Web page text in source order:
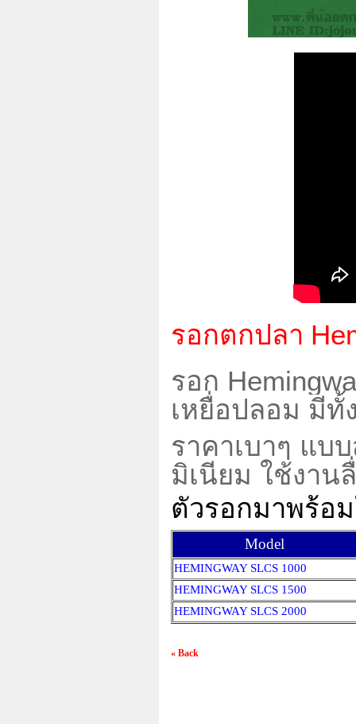
รอกตกปลา
รอก
เหยื่อปลอม มีทั้
ราคาเบาๆ แบ
มิเนียม ใช้งาน
ตัวรอกมาพร้อ
Model
HEMINGWAY SLCS 1000
HEMINGWAY SLCS 1500
HEMINGWAY SLCS 2000
« Back